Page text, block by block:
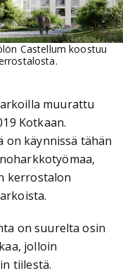
Castellum koostuu
muurattu
Kotkaan.
on käynnissä tähän
kerrostalon
on suurelta osin
jolloin
tiilestä.